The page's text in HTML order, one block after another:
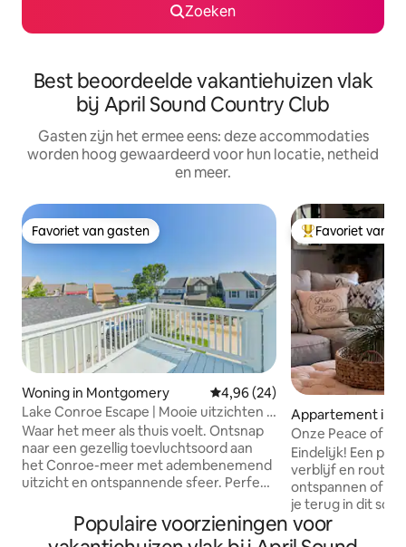
Zoeken
Best beoordeelde vakantiehuizen vlak
bij April Sound Country Club
Gasten zijn het ermee eens: deze accommodaties
worden hoog gewaardeerd voor hun locatie, netheid
en meer.
Favoriet van gasten
Favoriet van gasten
Woning in Montgomery Gemiddelde beoordeling van
4,96 (24)
Lake Conroe Escape | Mooie uitzichten +
ontspannen sfeer
Waar het meer als thuis voelt. Ontsnap
naar een gezellig toevluchtsoord aan
het Conroe-meer met adembenemend
uitzicht en ontspannende sfeer. Perfect
gezinnen, dit 2BR-verblijf biedt comfort,
stijl en de perfecte achtergrond voor
Topfavoriet van
Favoriet van
Appartement in
y
Onze Peace of
Eindelijk! Een plek weg van je normale
verblijf en
ontspannen of
je terug in dit
ingerichte gezellige en uitnodigende
appartement met
Populaire voorzieningen voor